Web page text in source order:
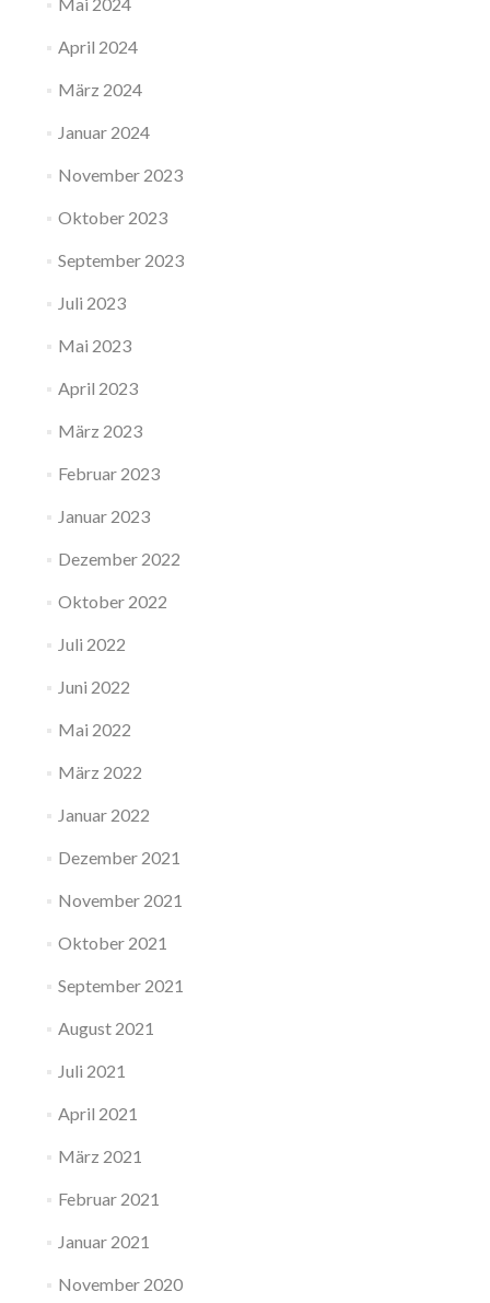
April 2024
März 2024
Januar 2024
November 2023
Oktober 2023
September 2023
Juli 2023
Mai 2023
April 2023
März 2023
Februar 2023
Januar 2023
Dezember 2022
Oktober 2022
Juli 2022
Juni 2022
Mai 2022
März 2022
Januar 2022
Dezember 2021
November 2021
Oktober 2021
September 2021
August 2021
Juli 2021
April 2021
März 2021
Februar 2021
Januar 2021
November 2020